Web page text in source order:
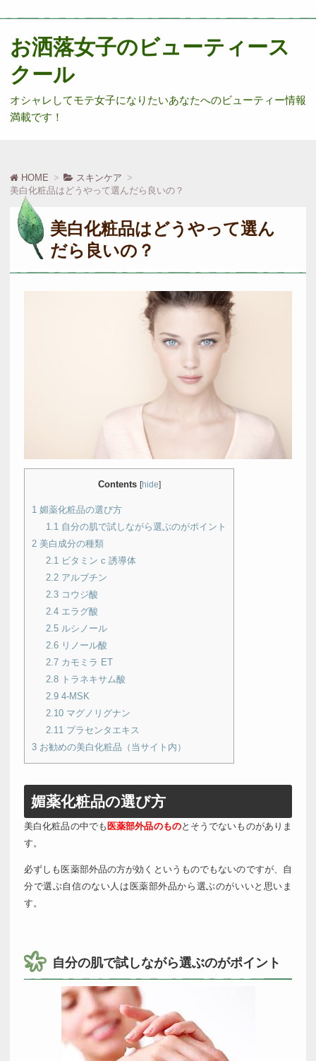
お洒落女子のビューティース
クール
オシャレしてモテ女子になりたいあなたへのビューティー情報
満載です！
HOME
スキンケア
美白化粧品はどうやって選んだら良いの？
美白化粧品はどうやって選ん
だら良いの？
Contents [hide]
1 媚薬化粧品の選び方
1.1自分の肌で試しながら選ぶのがポイント
2 美白成分の種類
2.1ビタミン c 誘導体
2.2アルブチン
2.3コウジ酸
2.4エラグ酸
2.5ルシノール
2.6リノール酸
2.7カモミラ ET
2.8トラネキサム酸
2.94-MSK
2.10マグノリグナン
2.11プラセンタエキス
3 お勧めの美白化粧品（当サイト内）
媚薬化粧品の選び方
美白化粧品の中でも 医薬部外品のものとそうでないものがありま
す。
必ずしも医薬部外品の方が効くというものでもないのですが、自
分で選ぶ自信のない人は医薬部外品から選ぶのがいいと思いま
す。
自分の肌で試しながら選ぶのがポイント